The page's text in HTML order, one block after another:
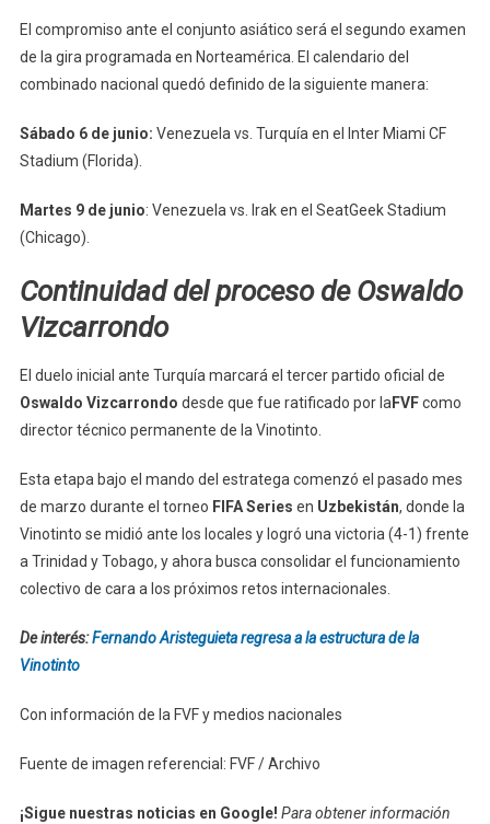
El compromiso ante el conjunto asiático será el segundo examen
de la gira programada en Norteamérica. El calendario del
combinado nacional quedó definido de la siguiente manera:
Sábado 6 de junio: Venezuela vs. Turquía en el Inter Miami CF
Stadium (Florida).
Martes 9 de junio: Venezuela vs. Irak en el SeatGeek Stadium
(Chicago).
Continuidad del proceso de Oswaldo
Vizcarrondo
El duelo inicial ante Turquía marcará el tercer partido oficial de
Oswaldo Vizcarrondo desde que fue ratificado por laFVFcomo
director técnico permanente de la Vinotinto.
Esta etapa bajo el mando del estratega comenzó el pasado mes
de marzo durante el torneo FIFA Series en Uzbekistán, donde la
Vinotinto se midió ante los locales y logró una victoria (4-1) frente
a Trinidad y Tobago, y ahora busca consolidar el funcionamiento
colectivo de cara a los próximos retos internacionales.
De interés:Fernando Aristeguieta regresa a la estructura de la
Vinotinto
Con información de la FVF y medios nacionales
Fuente de imagen referencial: FVF / Archivo
¡Sigue nuestras noticias en Google! Para obtener información